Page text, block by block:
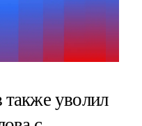
уволил